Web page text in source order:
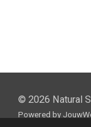
© 2026 Natural
Powered by